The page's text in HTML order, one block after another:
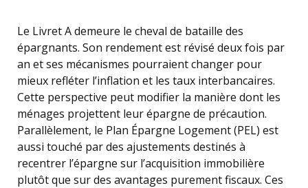
Le Livret A demeure le cheval de bataille des
épargnants. Son rendement est révisé deux fois par
an et ses mécanismes pourraient changer pour
mieux refléter l’inflation et les taux interbancaires.
Cette perspective peut modifier la manière dont les
ménages projettent leur épargne de précaution.
Parallèlement, le Plan Épargne Logement (PEL) est
aussi touché par des ajustements destinés à
recentrer l’épargne sur l’acquisition immobilière
plutôt que sur des avantages purement fiscaux. Ces